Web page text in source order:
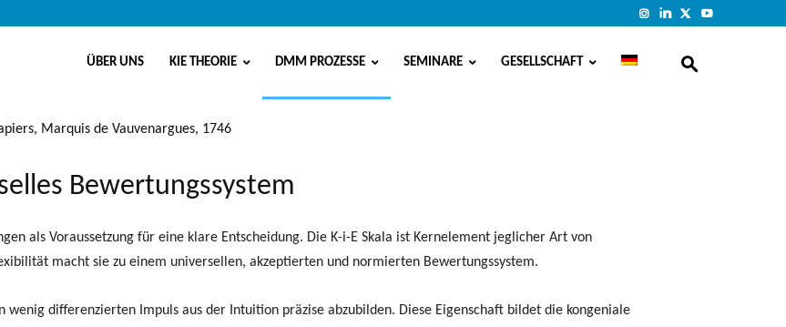
ÜBER UNS KIE THEORIE DMM PROZESSE SEMINARE GESELLSCHAFT
Marquis de Vauvenargues, 1746
Bewertungssystem
als Voraussetzung für eine klare Entscheidung. Die K-i-E Skala ist Kernelement jeglicher Art von
macht sie zu einem universellen, akzeptierten und normierten Bewertungssystem.
wenig differenzierten Impuls aus der Intuition präzise abzubilden. Diese Eigenschaft bildet die kongeniale